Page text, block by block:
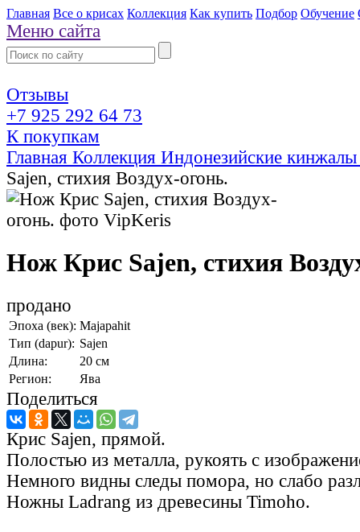
Главная Все о крисах Коллекция Как купить Подбор Обучение
Меню сайта
Отзывы
+7 925 292 64 73
К покупкам
Главная Коллекция Индонезийские
Sajen, стихия Воздух-огонь.
Нож Крис Sajen, стихия
продано
Эпоха (век): Majapahit
Тип (dapur): Sajen
Длина:
20 см
Регион:
Ява
Поделиться
Крис Sajen, прямой.
Полостью из металла, рукоять с
Немного видны следы помора, но слабо
Ножны Ladrang из древесины Timoho.